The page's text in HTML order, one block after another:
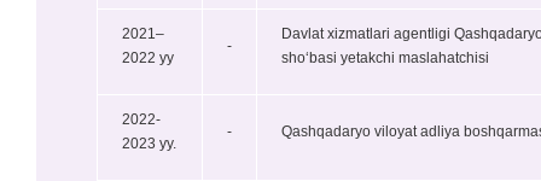
2021–
2022 yy
-
Davlat xizmatlari agentligi
sho‘basi yetakchi maslahatchisi
2022-
2023 yy.
- Qashqadaryo viloyat adliya